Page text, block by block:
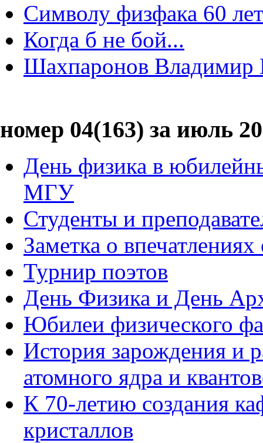
Символу физфака 60
Когда б не бой...
Шахпаронов Владимир
номер 04(163) за июль
День физика в
МГУ
Студенты и
Заметка о
Турнир поэтов
День Физика и День
Юбилеи физического
История зарождения и
атомного ядра и
К 70-летию создания
кристаллов